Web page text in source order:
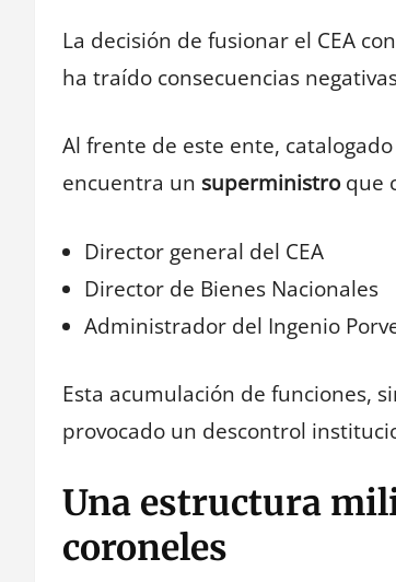
La decisión de fusionar el CEA con
ha traído consecuencias
Al frente de este ente,
encuentra un superministroque
Director general del CEA
Director de Bienes Nacionales
Administrador del Ingenio
Esta acumulación de funciones,
provocado un descontrol
Una estructura
coroneles